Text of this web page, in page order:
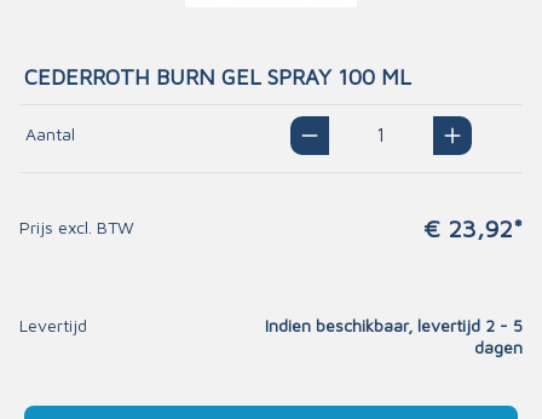
CEDERROTH BURN GEL SPRAY 100 ML
Aantal
Prijs excl. BTW € 23,92*
Levertijd
Indien beschikbaar, levertijd 2 - 5
dagen